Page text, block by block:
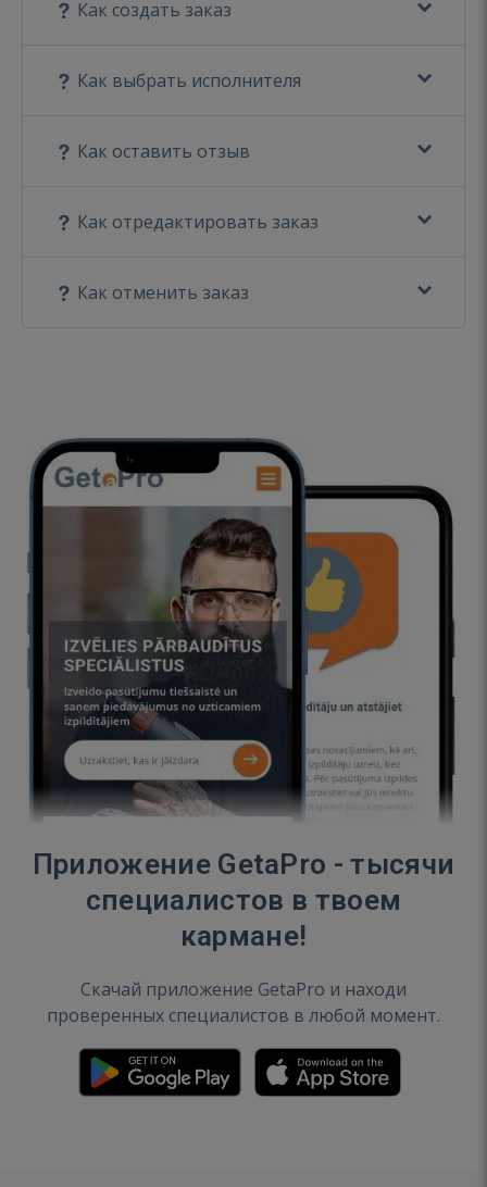
Как создать заказ
Как выбрать исполнителя
Как оставить отзыв
Как отредактировать заказ
Как отменить заказ
Приложение GetaPro - тысячи
специалистов в твоем
кармане!
Скачай приложение GetaPro и находи
проверенных специалистов в любой момент.